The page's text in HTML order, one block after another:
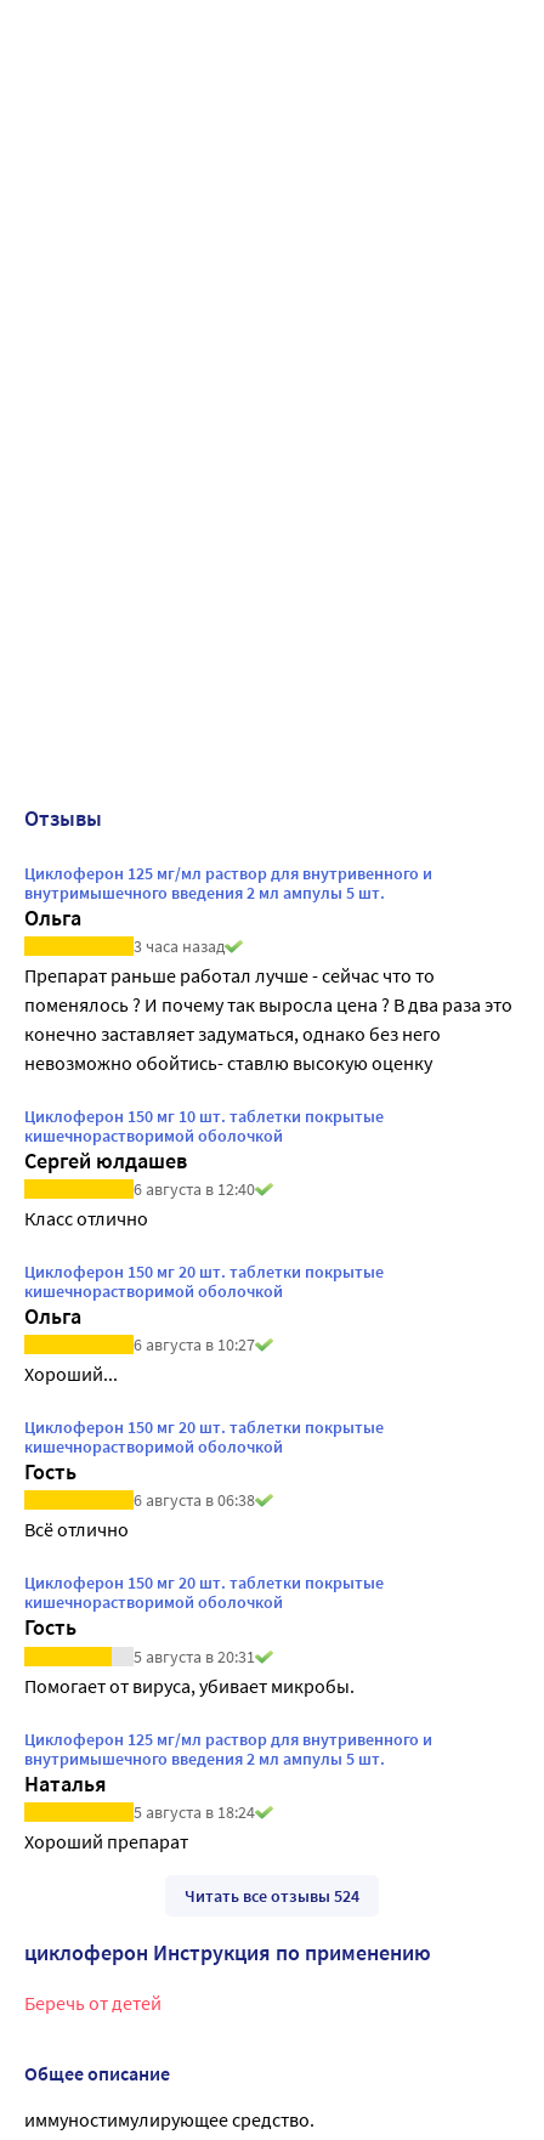
Отзывы
Циклоферон 125 мг/мл раствор для внутривенного и
внутримышечного введения 2 мл ампулы 5 шт.
Ольга
3 часа назад
Препарат раньше работал лучше - сейчас что то
поменялось ? И почему так выросла цена ? В два раза это
конечно заставляет задуматься, однако без него
невозможно обойтись- ставлю высокую оценку
Циклоферон 150 мг 10 шт. таблетки покрытые
кишечнорастворимой оболочкой
Сергей юлдашев
6 августа в 12:40
Класс отлично
Циклоферон 150 мг 20 шт. таблетки покрытые
кишечнорастворимой оболочкой
Ольга
6 августа в 10:27
Хороший...
Циклоферон 150 мг 20 шт. таблетки покрытые
кишечнорастворимой оболочкой
Гость
6 августа в 06:38
Всё отлично
Циклоферон 150 мг 20 шт. таблетки покрытые
кишечнорастворимой оболочкой
Гость
5 августа в 20:31
Помогает от вируса, убивает микробы.
Циклоферон 125 мг/мл раствор для внутривенного и
внутримышечного введения 2 мл ампулы 5 шт.
Наталья
5 августа в 18:24
Хороший препарат
Читать все отзывы 524
циклоферон Инструкция по применению
Беречь от детей
Общее описание
иммуностимулирующее средство.